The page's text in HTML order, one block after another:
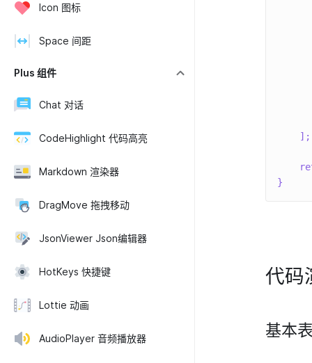
Icon 图标
Space 间距
Plus 组件
Chat 对话
CodeHighlight 代码高亮
Markdown 渲染器
DragMove 拖拽移动
JsonViewer Json编辑器
HotKeys 快捷键
Lottie 动画
AudioPlayer 音频播放器
] ;
}
代码
基本